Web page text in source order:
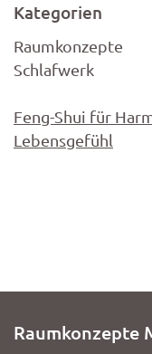
Kategorien
Raumkonzepte
Schlafwerk
Feng-Shui für
Lebensgefühl
Raumkonzepte